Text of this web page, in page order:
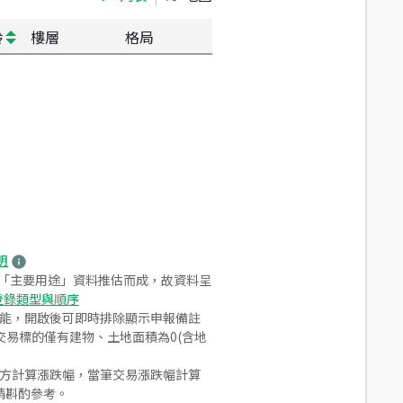
樓層 格局
主要用途」資料推估而成，故資料呈
類型與順序
，開啟後可即時排除顯示申報備註
標的僅有建物、土地面積為0(含地
計算漲跌幅，當筆交易漲跌幅計算
酌參考。